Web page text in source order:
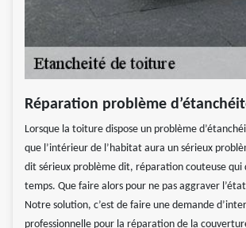
Réparation problème
Lorsque la toiture dispose un problème
que l’intérieur de l’habitat aura un sérieux
dit sérieux problème dit, réparation couteuse qui
temps. Que faire alors pour ne pas aggraver
Notre solution, c’est de faire une demande
professionnelle pour la réparation de la